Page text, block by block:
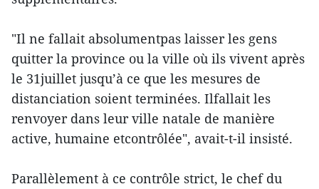
"Il ne fallait absolumentpas laisser les gens
quitter la province ou la ville où ils vivent après
le 31juillet jusqu’à ce que les mesures de
distanciation soient terminées. Ilfallait les
renvoyer dans leur ville natale de manière
active, humaine etcontrôlée", avait-t-il insisté.
Parallèlement à ce contrôle strict, le chef du